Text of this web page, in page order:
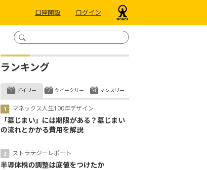
口座開設 ログイン
ランキング
デイリー
マネックス人生100年デザイン
「墓じまい」には期限がある？墓じまい
の流れとかかる費用を解説
ストラテジーレポート
半導体株の調整は底値をつけたか
ウイークリー マンスリー